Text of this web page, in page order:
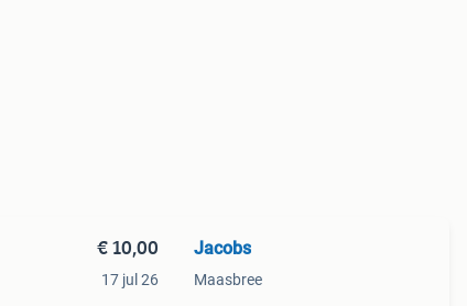
€ 10,00
17 jul 26
Jacobs
Maasbree